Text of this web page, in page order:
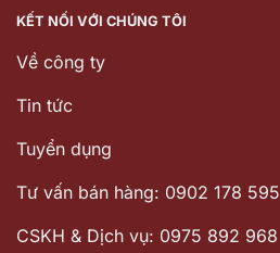
KẾT NỐI VỚI CHÚNG TÔI
Về công ty
Tin tức
Tuyển dụng
Tư vấn bán hàng: 0902 178 595
CSKH & Dịch vụ: 0975 892 968